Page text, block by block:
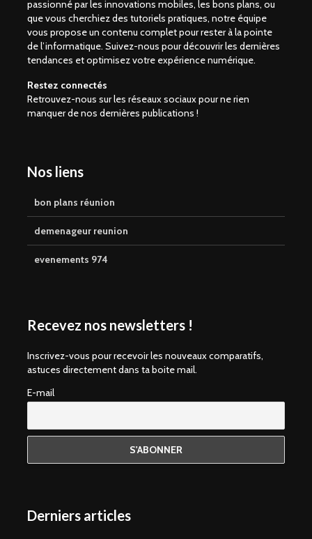
passionné par les innovations mobiles, les bons plans, ou
que vous cherchiez des tutoriels pratiques, notre équipe
vous propose un contenu complet pour rester à la pointe
de l’informatique. Suivez-nous pour découvrir les dernières
tendances et optimisez votre expérience numérique.
Restez connectés
Retrouvez-nous sur les réseaux sociaux pour ne rien
manquer de nos dernières publications !
Nos liens
bon plans réunion
demenageur reunion
evenements 974
Recevez nos newsletters !
Inscrivez-vous pour recevoir les nouveaux comparatifs,
astuces directement dans ta boite mail.
E-mail
Derniers articles